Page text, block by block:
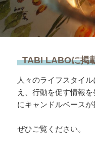
TABI LABOに掲
人々のライフスタイ
え、行動を促す情報を
にキャンドルベースが
ぜひご覧ください。